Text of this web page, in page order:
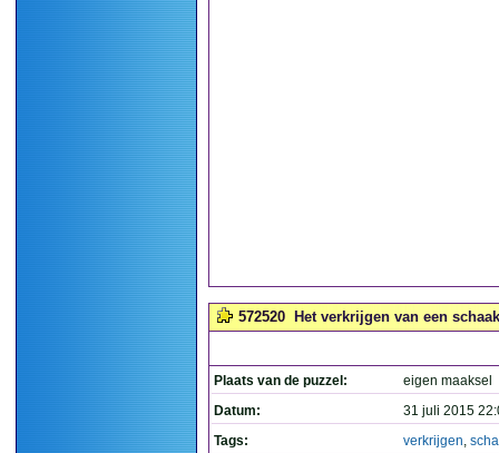
572520 Het verkrijgen van een
Plaats van de puzzel:
eigen maaksel
Datum:
31 juli 2015
Tags:
verkrijgen,